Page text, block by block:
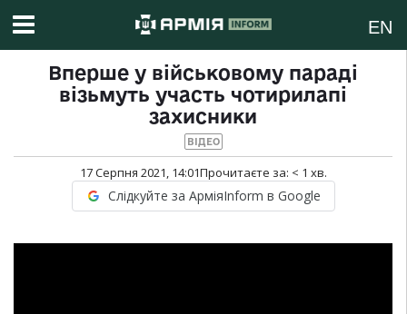
EN
Вперше у військовому параді
візьмуть участь чотирилапі
захисники
ВІДЕО
17 Серпня 2021, 14:01Прочитаєте за: < 1 хв.
Слідкуйте за АрміяInform в Google